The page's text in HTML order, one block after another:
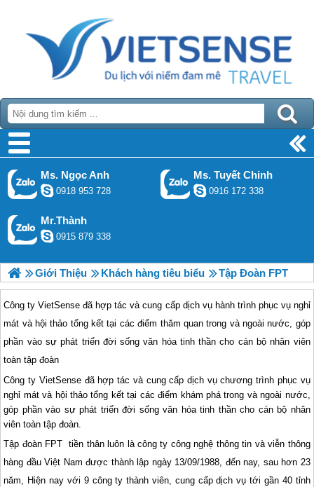
Ms. Ngọc Anh
0918 953 728
Ms. Tuyết Chinh
0916 172 338
Mr.Thành
0915 879 338
Giới Thiệu Khách hàng tiêu biểu Tập Đoàn FPT
Công ty VietSense đã hợp tác và cung cấp dịch vụ hành trình phục vụ nghỉ
mát và hội thảo tổng kết tại các điểm thăm quan trong và ngoài nước, góp
phần vào sự phát triển đời sống văn hóa tinh thần cho cán bộ nhân viên
toàn tập đoàn
Công ty VietSense đã hợp tác và cung cấp dịch vụ chương trình phục vụ
nghỉ mát và hội thảo tổng kết tại các điểm khám phá trong và ngoài nước,
góp phần vào sự phát triển đời sống văn hóa tinh thần cho cán bộ nhân
viên toàn tập đoàn.
Tập đoàn FPT tiền thân luôn là công ty công nghệ thông tin và viễn thông
hàng đầu Việt Nam được thành lập ngày 13/09/1988, đến nay, sau hơn 23
năm, Hiện nay với 9 công ty thành viên, cung cấp dịch vụ tới gần 40 tỉnh